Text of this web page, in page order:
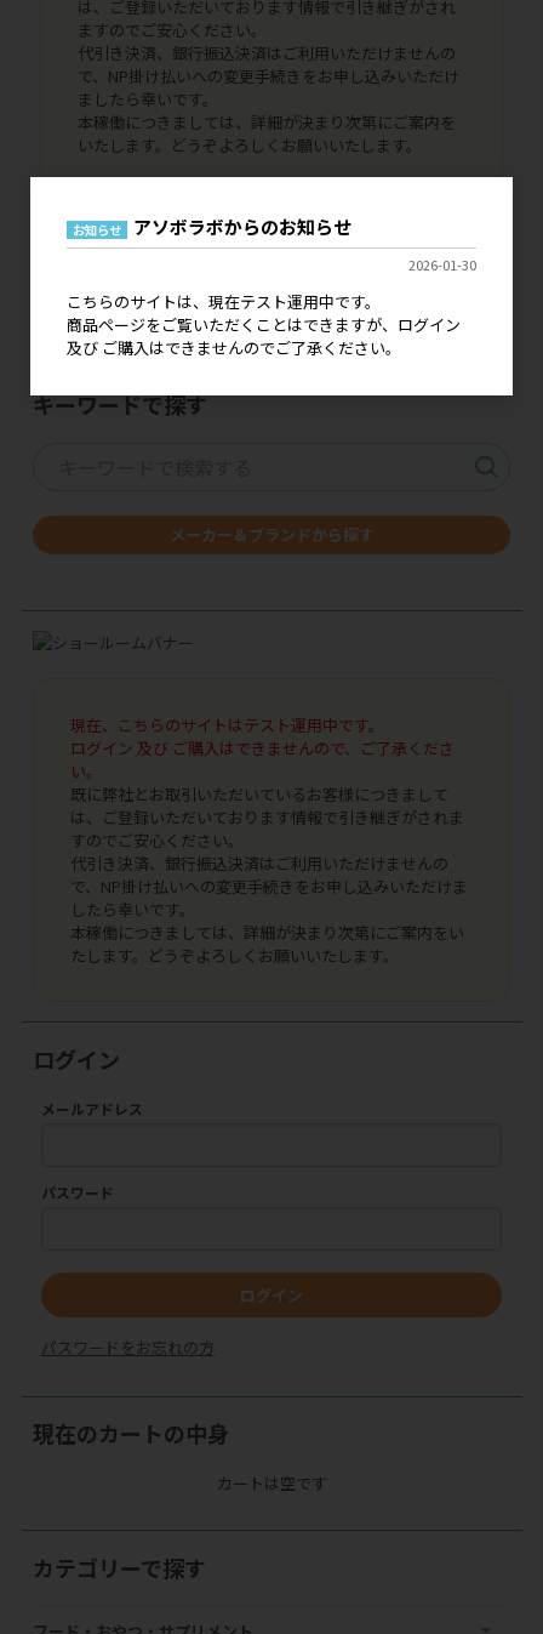
は、ご登録いただいております情報で引き継ぎがされ
ますのでご安心ください。
代引き決済、銀行振込決済はご利用いただけませんの
で、NP掛け払いへの変更手続きをお申し込みいただけ
ましたら幸いです。
本稼働につきましては、詳細が決まり次第にご案内を
いたします。どうぞよろしくお願いいたします。
価格改定・仕様変更の
ご案内はこちら
キーワードで探す
メーカー＆ブランドから探す
現在、こちらのサイトはテスト運用中です。
ログイン 及び ご購入はできませんので、ご了承くださ
い。
既に弊社とお取引いただいているお客様につきまして
は、ご登録いただいております情報で引き継ぎがされま
すのでご安心ください。
代引き決済、銀行振込決済はご利用いただけませんの
で、NP掛け払いへの変更手続きをお申し込みいただけま
したら幸いです。
本稼働につきましては、詳細が決まり次第にご案内をい
たします。どうぞよろしくお願いいたします。
ログイン
メールアドレス
パスワード
ログイン
パスワードをお忘れの方
現在のカートの中身
カートは空です
カテゴリーで探す
お知らせ アソボラボからのお知らせ
2026-01-30
こちらのサイトは、現在テスト運用中です。
商品ページをご覧いただくことはできますが、ログイン
及び ご購入はできませんのでご了承ください。